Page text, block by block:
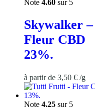
Note 4.60 sur 5
Skywalker –
Fleur CBD
23%.
à partir de 3,50 € /g
Note 4.25 sur 5